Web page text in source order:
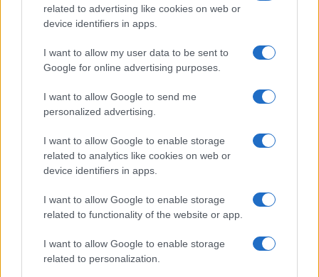
related to advertising like cookies on web or
device identifiers in apps.
I want to allow my user data to be sent to
Google for online advertising purposes.
I want to allow Google to send me
personalized advertising.
I want to allow Google to enable storage
related to analytics like cookies on web or
device identifiers in apps.
I want to allow Google to enable storage
related to functionality of the website or app.
I want to allow Google to enable storage
related to personalization.
e inoltre di riservare le udienze solo per il
compimento dell’attività istruttoria. Per il
penalesi cerca di capire, invece, se è possibile
prevedere che i processi inizino solamente
qualora i risultati delle indagini siano tali da
determinare una ragionevole probabilità che si
criterio che peraltro dovrebbe già guidare
l’esercizio dell’azione penale, dal momento che il
quello che la macchina giudiziaria può
realisticamente gestire. Comunque, nel rispetto di
quello che dovrebbe essere uno Stato di diritto,
cercare di evitare che l’imputato, prima della